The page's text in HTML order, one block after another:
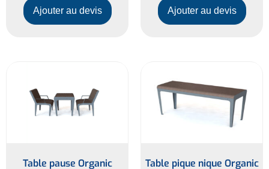
Ajouter au devis Ajouter au devis
Table pause Organic Table pique nique Organic